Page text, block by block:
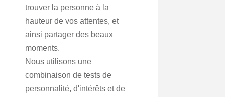
trouver la personne à la
hauteur de vos attentes, et
ainsi partager des beaux
moments.
Nous utilisons une
combinaison de tests de
personnalité, d'intérêts et de